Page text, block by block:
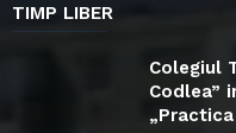
TIMP LIBER
Colegiul
Codlea”